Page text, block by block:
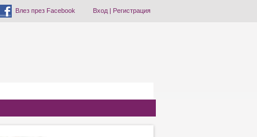
Влез през Facebook Вход| Регистрация